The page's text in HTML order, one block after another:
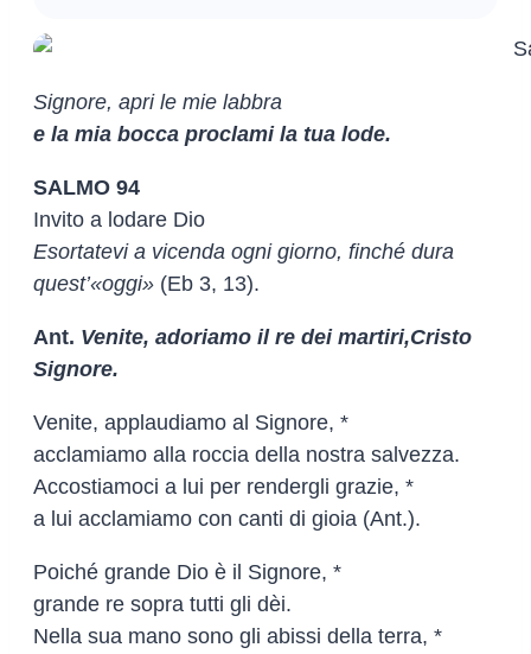
Signore, apri le mie labbra
e la mia bocca proclami la tua lode.
SALMO 94
Invito a lodare Dio
Esortatevi a vicenda ogni giorno, finché dura
quest’«oggi» (Eb 3, 13).
Ant. Venite, adoriamo il re dei martiri,Cristo
Signore.
Venite, applaudiamo al Signore, *
acclamiamo alla roccia della nostra salvezza.
Accostiamoci a lui per rendergli grazie, *
a lui acclamiamo con canti di gioia (Ant.).
Poiché grande Dio è il Signore, *
grande re sopra tutti gli dèi.
Nella sua mano sono gli abissi della terra, *